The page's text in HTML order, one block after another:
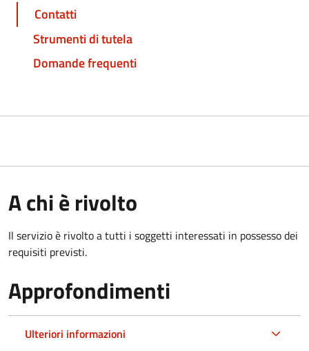
Contatti
Strumenti di tutela
Domande frequenti
A chi è rivolto
Il servizio è rivolto a tutti i soggetti interessati in possesso dei
requisiti previsti.
Approfondimenti
Ulteriori informazioni